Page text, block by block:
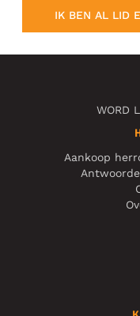
IK BEN AL LID
WORD
Aankoop